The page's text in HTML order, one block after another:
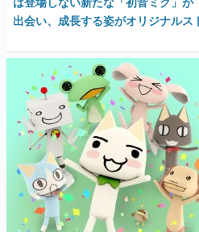
出会い、成長する姿がオリジナルス